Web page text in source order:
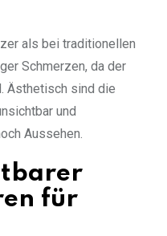
als bei traditionellen
Schmerzen, da der
Ästhetisch sind die
und
Aussehen.
für